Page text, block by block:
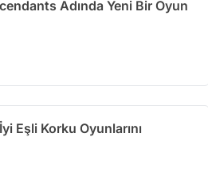
Adında Yeni Bir Oyun
Eşli Korku Oyunlarını